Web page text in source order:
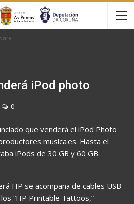
iPod photo
0
que venderá el iPod Photo
musicales. Hasta el
iPods de 30 GB y 60 GB.
HP se acompaña de cables USB
“HP Printable Tattoos,”